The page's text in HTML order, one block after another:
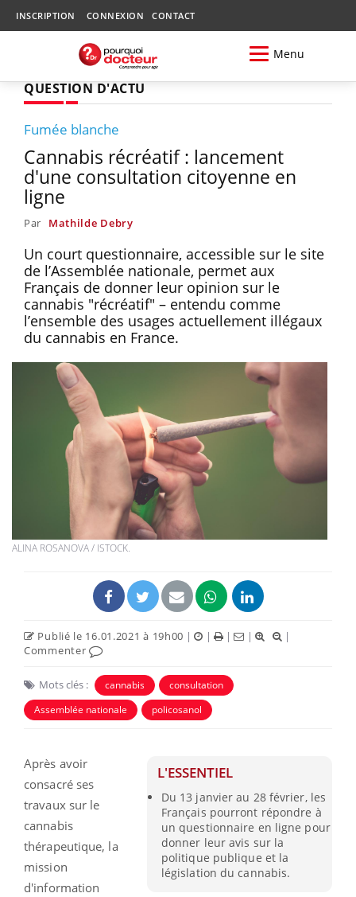
INSCRIPTION CONNEXION CONTACT
Menu
QUESTION D'ACTU
Fumée blanche
Cannabis récréatif : lancement
d'une consultation citoyenne en
ligne
Par Mathilde Debry
Un court questionnaire, accessible sur le site
de l’Assemblée nationale, permet aux
Français de donner leur opinion sur le
cannabis "récréatif" – entendu comme
l’ensemble des usages actuellement illégaux
du cannabis en France.
ALINA ROSANOVA / ISTOCK.
Publié le 16.01.2021 à 19h00 | | | |
|
Commenter
Mots clés : cannabis
consultation
Assemblée nationale
policosanol
L'ESSENTIEL
Du 13 janvier au 28 février, les
Français pourront répondre à
un questionnaire en ligne pour
donner leur avis sur la
politique publique et la
législation du cannabis.
Après avoir
consacré ses
travaux sur le
cannabis
thérapeutique, la
mission
d'information